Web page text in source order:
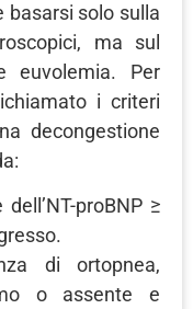
basarsi solo sulla
ma sul
euvolemia. Per
i criteri
decongestione
proBNP ≥
di ortopnea,
o assente e